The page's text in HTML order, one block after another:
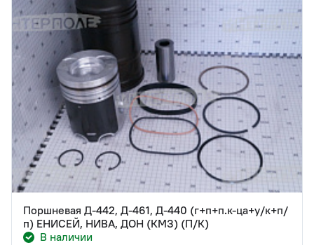
Поршневая Д-442, Д-461, Д-440 (г+п+п.к-ца+у/к+п/
п) ЕНИСЕЙ, НИВА, ДОН (КМЗ) (П/К)
В наличии